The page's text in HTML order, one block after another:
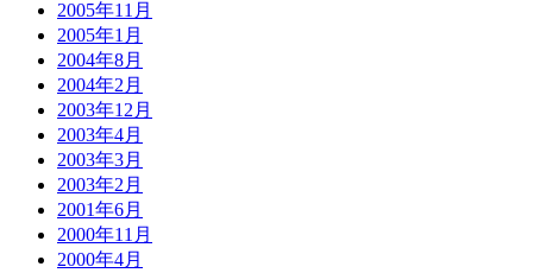
2005年11月
2005年1月
2004年8月
2004年2月
2003年12月
2003年4月
2003年3月
2003年2月
2001年6月
2000年11月
2000年4月